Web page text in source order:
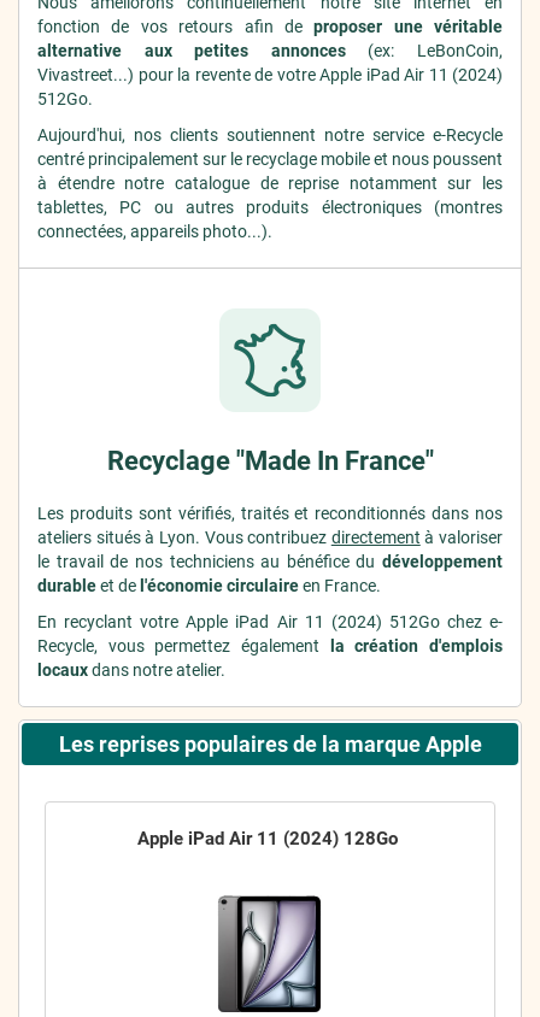
fonction de vos retours afin deproposer une véritable
alternative aux petites annonces(ex: LeBonCoin,
Vivastreet...) pour la revente de votre Apple iPad Air 11 (2024)
512Go.
Aujourd'hui, nos clients soutiennent notre service e-Recycle
centré principalement sur le recyclage mobile et nous poussent
à étendre notre catalogue de reprise notamment sur les
tablettes, PC ou autres produits électroniques (montres
connectées, appareils photo...).
Recyclage "Made In France"
Les produits sont vérifiés, traités et reconditionnés dans nos
ateliers situés à Lyon. Vous contribuez directement à valoriser
le travail de nos techniciens au bénéfice du développement
durableet de l'économie circulaireen France.
En recyclant votre Apple iPad Air 11 (2024) 512Go chez e-
Recycle, vous permettez également
la création d'emplois
locauxdans notre atelier.
Les reprises populaires de la marque Apple
Apple iPad Air 11 (2024) 128Go